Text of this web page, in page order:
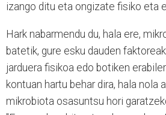
izango ditu eta ongizate fisiko eta
Hark nabarmendu du, hala ere,
batetik, gure esku dauden
jarduera fisikoa edo botiken
kontuan hartu behar dira, hala nola
mikrobiota osasuntsu hori